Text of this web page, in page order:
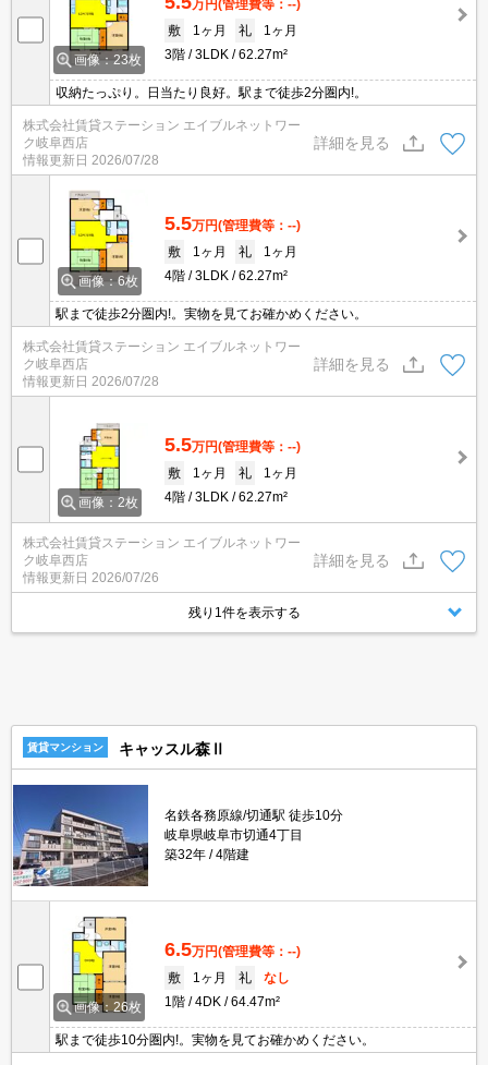
画像：23枚
万円(管理費等：--)
敷
1ヶ月 礼
1ヶ月
3階
3LDK 62.27m²
収納たっぷり。日当たり良好。駅まで徒歩2分圏内!。
株式会社賃貸ステーション エイブルネットワー
ク岐阜西店
情報更新日 2026/07/28
詳細を見る
画像：6枚
5.5万円(管理費等：--)
敷
1ヶ月 礼
1ヶ月
4階
3LDK 62.27m²
駅まで徒歩2分圏内!。実物を見てお確かめください。
株式会社賃貸ステーション エイブルネットワー
ク岐阜西店
情報更新日 2026/07/28
詳細を見る
画像：2枚
5.5万円(管理費等：--)
敷
1ヶ月 礼
1ヶ月
4階
3LDK 62.27m²
株式会社賃貸ステーション エイブルネットワー
ク岐阜西店
情報更新日 2026/07/26
詳細を見る
残り1件を表示する
賃貸マンション キャッスル森Ⅱ
名鉄各務原線/切通駅 徒歩10分
岐阜県岐阜市切通4丁目
築32年
4階建
画像：26枚
6.5万円(管理費等：--)
敷
1ヶ月 礼
なし
1階
4DK 64.47m²
駅まで徒歩10分圏内!。実物を見てお確かめください。